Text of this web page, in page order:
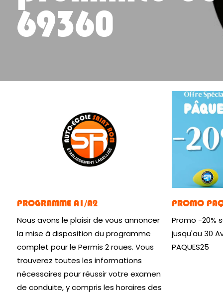
69360
PROGRAMME A1/A2
Nous avons le plaisir de vous annoncer
la mise à disposition du programme
complet pour le Permis 2 roues. Vous
trouverez toutes les informations
nécessaires pour réussir votre examen
de conduite, y compris les horaires des
PROMO
Promo -20%
jusqu'au 30
PAQUES25